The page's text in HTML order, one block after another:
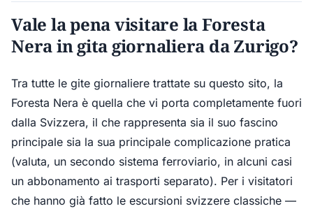
Vale la pena visitare la Foresta
Nera in gita giornaliera da Zurigo?
Tra tutte le gite giornaliere trattate su questo sito, la
Foresta Nera è quella che vi porta completamente fuori
dalla Svizzera, il che rappresenta sia il suo fascino
principale sia la sua principale complicazione pratica
(valuta, un secondo sistema ferroviario, in alcuni casi
un abbonamento ai trasporti separato). Per i visitatori
che hanno già fatto le escursioni svizzere classiche —